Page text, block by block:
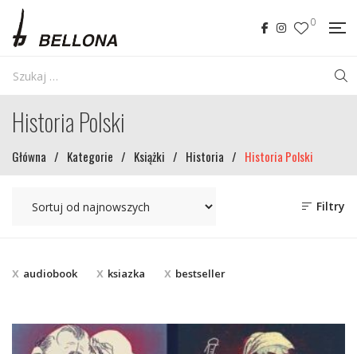
0
Historia Polski
Główna / Kategorie / Książki / Historia / Historia Polski
Filtry
audiobook ksiazka bestseller